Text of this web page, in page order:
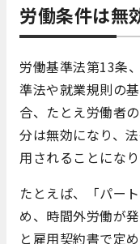
労働条件は無
労働基準法第13条
準法や就業規則の
合、たとえ労働者
分は無効になり、
用されることになり
たとえば、「パー
め、時間外労働が
と雇用契約書で定